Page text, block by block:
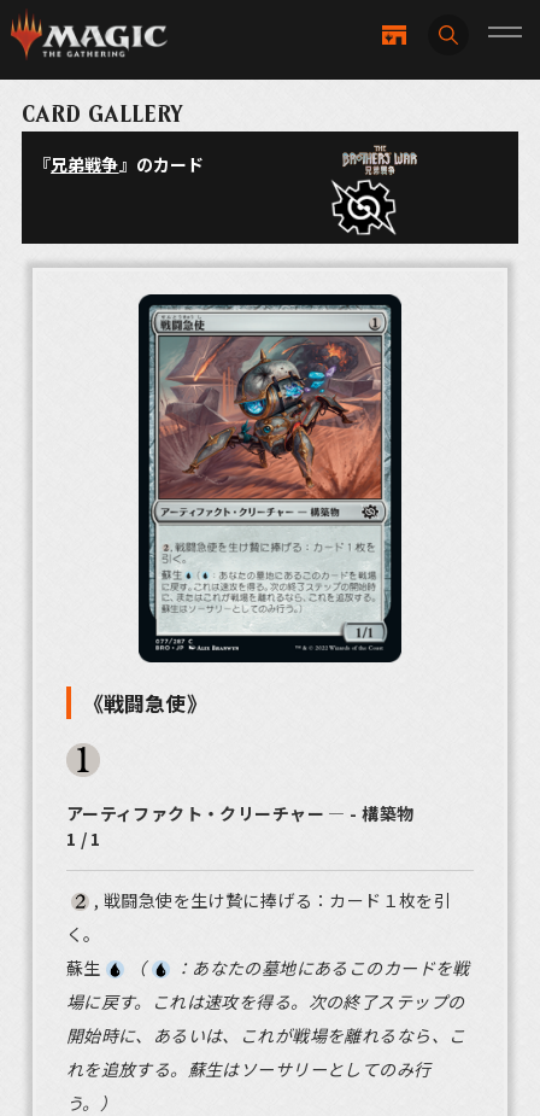
CARD GALLERY
『兄弟戦争』のカード
《戦闘急使》
アーティファクト・クリーチャー ― - 構築物
1 / 1
, 戦闘急使を生け贄に捧げる：カード１枚を引
く。
蘇生
（
：あなたの墓地にあるこのカードを戦
場に戻す。これは速攻を得る。次の終了ステップの
開始時に、あるいは、これが戦場を離れるなら、こ
れを追放する。蘇生はソーサリーとしてのみ行
う。）